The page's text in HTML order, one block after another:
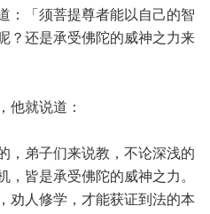
：「须菩提尊者能以自己的智
？还是承受佛陀的威神之力来
就说道：
弟子们来说教，不论深浅的
，皆是承受佛陀的威神之力。
劝人修学，才能获证到法的本